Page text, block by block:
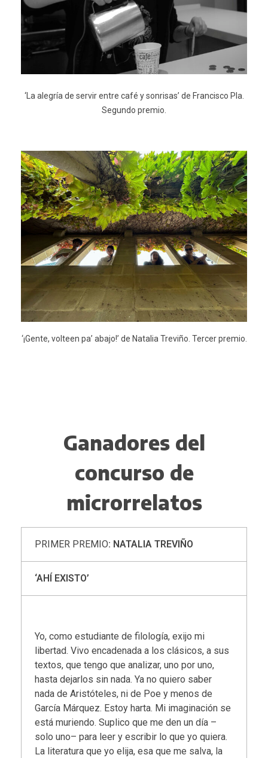
‘La alegría de servir entre café y sonrisas’ de Francisco Pla.
Segundo premio.
‘¡Gente, volteen pa’ abajo!’ de Natalia Treviño. Tercer premio.
Ganadores del
concurso de
microrrelatos
PRIMER PREMIO: NATALIA TREVIÑO
‘AHÍ EXISTO’
Yo, como estudiante de filología, exijo mi
libertad. Vivo encadenada a los clásicos, a sus
textos, que tengo que analizar, uno por uno,
hasta dejarlos sin nada. Ya no quiero saber
nada de Aristóteles, ni de Poe y menos de
García Márquez. Estoy harta. Mi imaginación se
está muriendo. Suplico que me den un día –
solo uno– para leer y escribir lo que yo quiera.
La literatura que yo elija, esa que me salva, la